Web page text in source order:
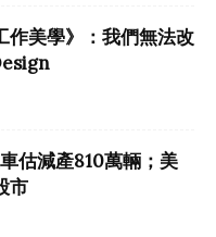
作美學》：我們無法改
估減產810萬輛；美
市